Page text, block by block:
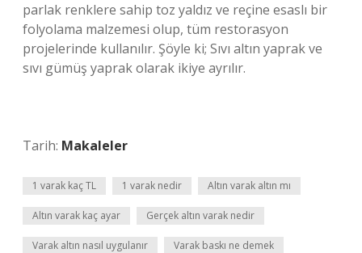
parlak renklere sahip toz yaldız ve reçine esaslı bir
folyolama malzemesi olup, tüm restorasyon
projelerinde kullanılır. Şöyle ki; Sıvı altın yaprak ve
sıvı gümüş yaprak olarak ikiye ayrılır.
Tarih: Makaleler
1 varak kaç TL 1 varak nedir Altın varak altın mı
Altın varak kaç ayar Gerçek altın varak nedir
Varak altın nasıl uygulanır Varak baskı ne demek